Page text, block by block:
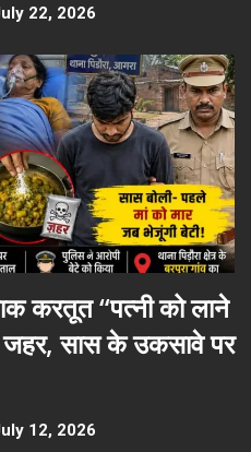
22, 2026
करतूत “पत्नी को लाने
जहर, सास के उकसावे पर
12, 2026